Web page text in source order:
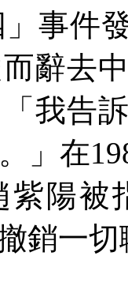
」事件
辭去
我告
」在
紫陽
銷一切